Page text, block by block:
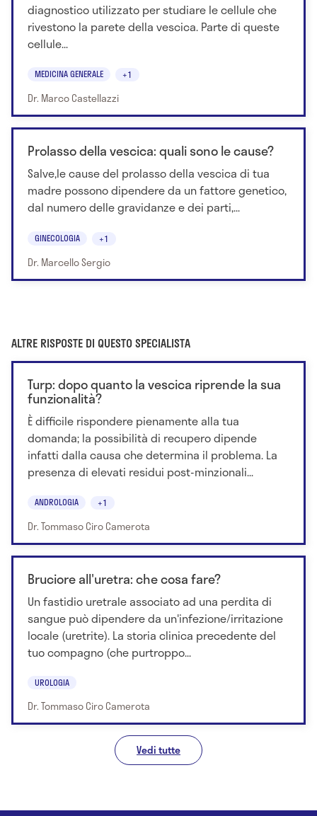
diagnostico utilizzato per studiare le cellule che
rivestono la parete della vescica. Parte di queste
cellule...
MEDICINA GENERALE +1
Dr. Marco Castellazzi
Prolasso della vescica: quali sono le cause?
Salve,le cause del prolasso della vescica di tua
madre possono dipendere da un fattore genetico,
dal numero delle gravidanze e dei parti,...
GINECOLOGIA +1
Dr. Marcello Sergio
ALTRE RISPOSTE DI QUESTO SPECIALISTA
Turp: dopo quanto la vescica riprende la sua
funzionalità?
È difficile rispondere pienamente alla tua
domanda; la possibilità di recupero dipende
infatti dalla causa che determina il problema. La
presenza di elevati residui post-minzionali...
ANDROLOGIA +1
Dr. Tommaso Ciro Camerota
Bruciore all'uretra: che cosa fare?
Un fastidio uretrale associato ad una perdita di
sangue può dipendere da un'infezione/irritazione
locale (uretrite). La storia clinica precedente del
tuo compagno (che purtroppo...
UROLOGIA
Dr. Tommaso Ciro Camerota
Vedi tutte